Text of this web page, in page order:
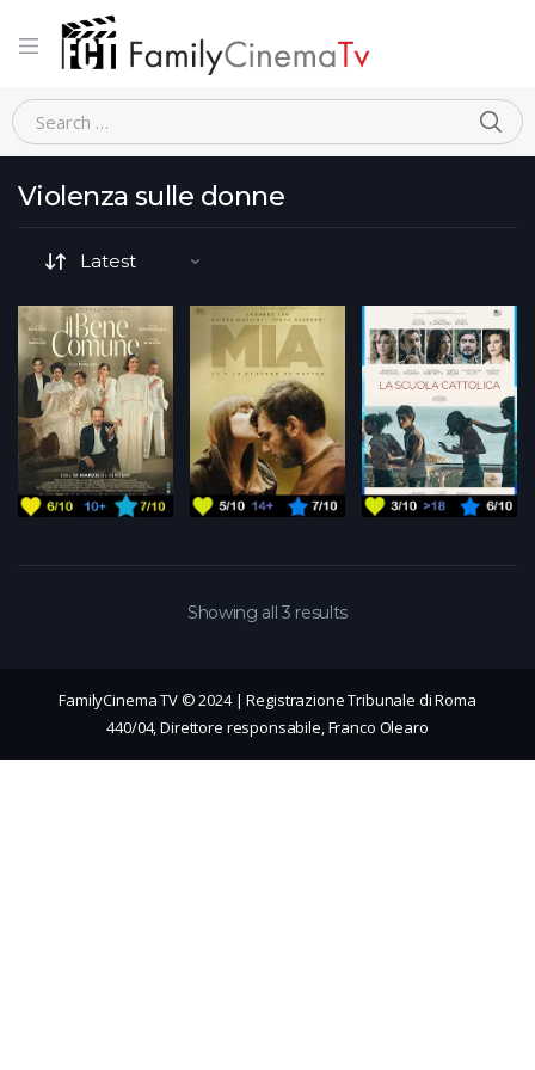
Home Violenza sulle donne
Violenza sulle donne
Showing all 3 results
FamilyCinema TV © 2024 | Registrazione Tribunale di Roma
440/04, Direttore responsabile, Franco Olearo